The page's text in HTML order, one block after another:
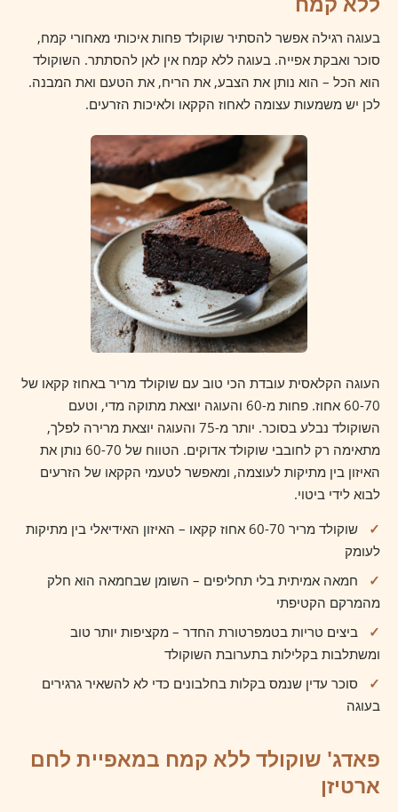
בעוגה רגילה אפשר להסתיר שוקולד פחות איכותי מאחורי קמח,
סוכר ואבקת אפייה. בעוגה ללא קמח אין לאן להסתתר. השוקולד
הוא הכל – הוא נותן את הצבע, את הריח, את הטעם ואת המבנה.
לכן יש משמעות עצומה לאחוז הקקאו ולאיכות הזרעים.
העוגה הקלאסית עובדת הכי טוב עם שוקולד מריר באחוז קקאו של
60-70 אחוז. פחות מ-60 והעוגה יוצאת מתוקה מדי, וטעם
השוקולד נבלע בסוכר. יותר מ-75 והעוגה יוצאת מרירה לפלך,
מתאימה רק לחובבי שוקולד אדוקים. הטווח של 60-70 נותן את
האיזון בין מתיקות לעוצמה, ומאפשר לטעמי הקקאו של הזרעים
לבוא לידי ביטוי.
✓
שוקולד מריר 60-70 אחוז קקאו – האיזון האידיאלי בין מתיקות
לעומק
✓
חמאה אמיתית בלי תחליפים – השומן שבחמאה הוא חלק
מהמרקם הקטיפתי
✓
ביצים טריות בטמפרטורת החדר – מקציפות יותר טוב
ומשתלבות בקלילות בתערובת השוקולד
✓
סוכר עדין שנמס בקלות בחלבונים כדי לא להשאיר גרגירים
בעוגה
פאדג' שוקולד ללא קמח במאפיית לחם
ארטיזן